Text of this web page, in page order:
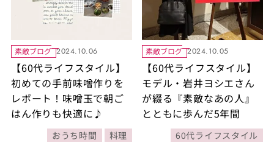
素敵ブログ 2024.10.06
【60代ライフスタイル】
初めての手前味噌作りを
レポート！味噌玉で朝ご
はん作りも快適に♪
おうち時間 料理
素敵ブログ 2024.10.05
【60代ライフスタイル】
モデル・岩井ヨシエさん
が綴る『素敵なあの人』
とともに歩んだ5年間
60代ライフスタイル